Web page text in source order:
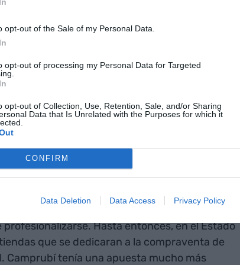
opt-out of the Sale of my Personal Data.
opt-out of processing my Personal Data for Targeted
opt-out of Collection, Use, Retention, Sale, and/or Sharing
Data that Is Unrelated with the Purposes for which it
CONFIRM
Data Deletion Data Access Privacy Policy
vio que si iban veinte amigos, las
compraban las zapatillas a gente que las
recuerda.
el
más zapatillas en las tiendas y a otra
haciendo volumen", explica el fundador de
compraba personalmente las zapatillas en las
Cada vez venían más unidades.
Hasta entonces, en el Estado
que se dedicaran a la compraventa de
Camprubí tenía una apuesta mucho más